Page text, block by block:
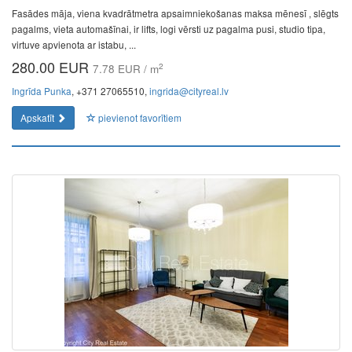
Fasādes māja, viena kvadrātmetra apsaimniekošanas maksa mēnesī , slēgts
pagalms, vieta automašīnai, ir lifts, logi vērsti uz pagalma pusi, studio tipa,
virtuve apvienota ar istabu, ...
280.00 EUR 7.78 EUR / m2
Ingrīda Punka, +371 27065510, ingrida@cityreal.lv
Apskatīt
pievienot favorītiem